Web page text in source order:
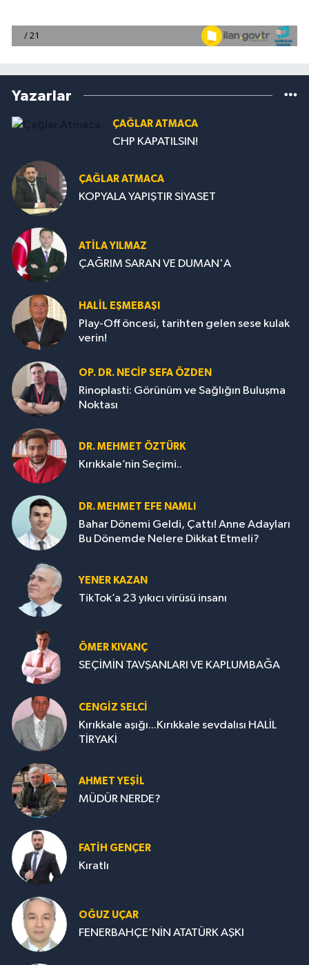
Yazarlar
ÇAĞLAR ATMACA
CHP KAPATILSIN!
ÇAĞLAR ATMACA
KOPYALA YAPIŞTIR SİYASET
ATILA YILMAZ
ÇAĞRIM SARAN VE DUMAN'A
HALIL EŞMEBAŞI
Play-Off öncesi, tarihten gelen sese kulak
verin!
OP. DR. NECIP SEFA ÖZDEN
Rinoplasti: Görünüm ve Sağlığın Buluşma
Noktası
DR. MEHMET ÖZTÜRK
Kırıkkale’nin Seçimi..
DR. MEHMET EFE NAMLI
Bahar Dönemi Geldi, Çattı! Anne Adayları
Bu Dönemde Nelere Dikkat Etmeli?
YENER KAZAN
TikTok’a 23 yıkıcı virüsü insanı
ÖMER KIVANÇ
SEÇİMİN TAVŞANLARI VE KAPLUMBAĞA
CENGİZ SELCİ
Kırıkkale aşığı...Kırıkkale sevdalısı HALİL
TİRYAKİ
AHMET YEŞİL
MÜDÜR NERDE?
FATIH GENÇER
Kıratlı
OĞUZ UÇAR
FENERBAHÇE’NİN ATATÜRK AŞKI